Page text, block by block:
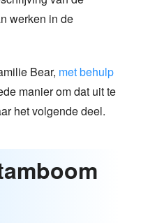
werken in de
Bear, met behulp
manier om dat uit te
het volgende deel.